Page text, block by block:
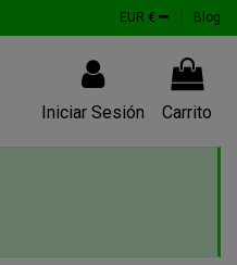
EUR € Blog
Iniciar Sesión Carrito